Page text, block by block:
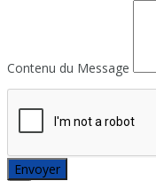
Contenu du Message
Envoyer